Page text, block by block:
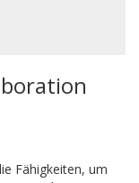
Fähigkeiten, um